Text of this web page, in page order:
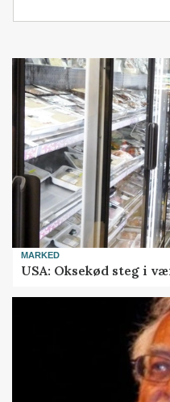
MARKED
USA: Oksekød steg i